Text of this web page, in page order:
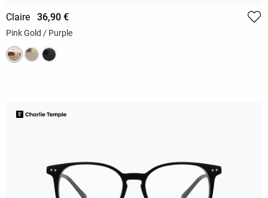
Claire 36,90 €
Pink Gold / Purple